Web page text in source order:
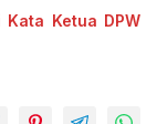
Ketua DPW